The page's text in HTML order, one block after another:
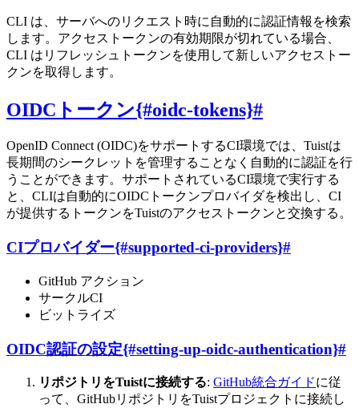
CLI は、サーバへのリクエスト時に自動的に認証情報を検索
します。アクセストークンの有効期限が切れている場合、
CLI はリフレッシュトークンを使用して新しいアクセストー
クンを取得します。
OIDCトークン{#oidc-tokens}#
OpenID Connect (OIDC)をサポートするCI環境では、Tuistは
長期間のシークレットを管理することなく自動的に認証を行
うことができます。サポートされているCI環境で実行する
と、CLIは自動的にOIDCトークンプロバイダを検出し、CI
が提供するトークンをTuistのアクセストークンと交換する。
CIプロバイダー{#supported-ci-providers}#
GitHub アクション
サークルCI
ビットライズ
OIDC認証の設定{#setting-up-oidc-authentication}#
リポジトリをTuistに接続する: GitHub統合ガイドに従
って、GitHubリポジトリをTuistプロジェクトに接続し